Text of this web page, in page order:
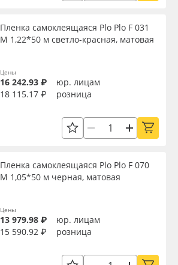
Пленка самоклеящаяся Plo Plo F 031
M 1,22*50 м светло-красная, матовая
Цены
16 242.93 ₽
юр. лицам
18 115.17 ₽
розница
Пленка самоклеящаяся Plo Plo F 070
M 1,05*50 м черная, матовая
Цены
13 979.98 ₽
юр. лицам
15 590.92 ₽
розница